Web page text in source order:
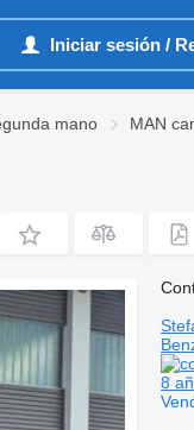
Iniciar sesión /
mano MAN
8